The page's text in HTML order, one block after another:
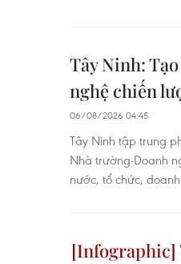
Tây Ninh:
nghệ chiến
06/08/2026 04:45
Tây Ninh tập trung
Nhà trường-Doanh
nước, tổ chức,